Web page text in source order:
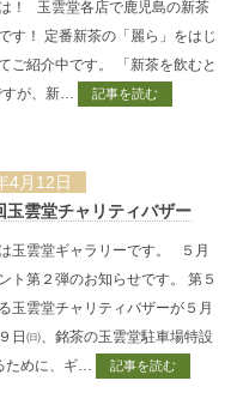
！ 玉雲堂各店で鹿児島の新茶
す！ 定番新茶の「麗ら」をはじ
ご紹介中です。 「新茶を飲むと
が、新…
記事を読む
4月12日
玉雲堂チャリティバザー
玉雲堂ギャラリーです。 ５月
ト第２弾のお知らせです。 第５
玉雲堂チャリティバザーが５月
日㈰、銘茶の玉雲堂駐車場特設
ために、ギ…
記事を読む